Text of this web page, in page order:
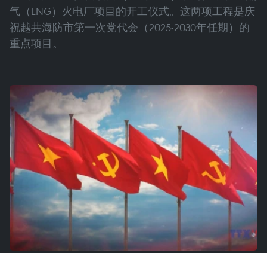
气（LNG）火电厂项目的开工仪式。这两项工程是庆
祝越共海防市第一次党代会（2025-2030年任期）的
重点项目。